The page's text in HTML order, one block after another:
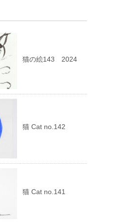
猫の絵143 2024
猫 Cat no.142
猫 Cat no.141